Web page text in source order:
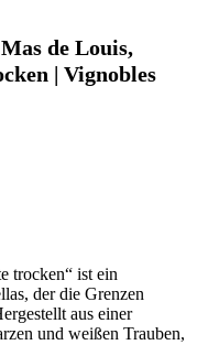
de Louis,
| Vignobles
trocken“ ist ein
der die Grenzen
aus einer
und weißen Trauben,